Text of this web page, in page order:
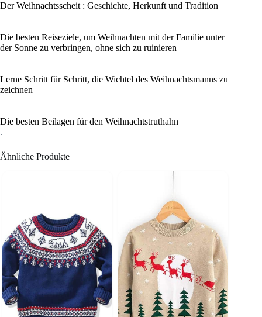
Der Weihnachtsscheit : Geschichte, Herkunft und Tradition
Die besten Reiseziele, um Weihnachten mit der Familie unter
der Sonne zu verbringen, ohne sich zu ruinieren
Lerne Schritt für Schritt, die Wichtel des Weihnachtsmanns zu
zeichnen
Die besten Beilagen für den Weihnachtstruthahn
.
Ähnliche Produkte